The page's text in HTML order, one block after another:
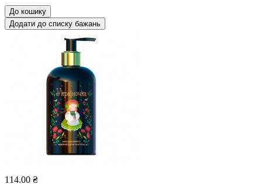
До кошику
Додати до списку бажань
114.00 ₴